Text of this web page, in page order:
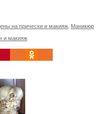
на прически и макияж Маникюр
и макияж